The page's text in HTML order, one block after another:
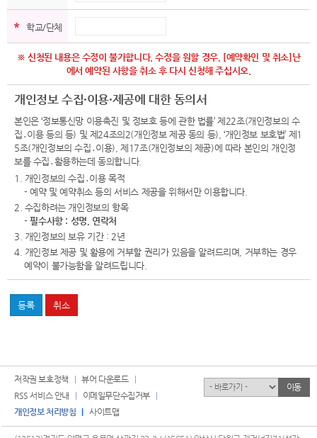
* 학교/단체
※ 신청된 내용은 수정이 불가합니다. 수정을 원할 경우, [예약확인 및 취소]난
에서 예약된 사항을 취소 후 다시 신청해 주십시오.
개인정보 수집·이용·제공에 대한 동의서
본인은 ‘정보통신망 이용촉진 및 정보호 등에 관한 법률’ 제22조(개인정보의 수
집․이용 등의 등) 및 제24조의2(개인정보 제공 동의 등), ‘개인정보 보호법’ 제1
5조(개인정보의 수집․이용), 제17조(개인정보의 제공)에 따라 본인의 개인정
보를 수집․활용하는데 동의합니다.
1. 개인정보의 수집․이용 목적
- 예약 및 예약취소 등의 서비스 제공을 위해서만 이용합니다.
2. 수집하려는 개인정보의 항목
-필수사항 : 성명, 연락처
3. 개인정보의 보유 기간 : 2년
4. 개인정보 제공 및 활용에 거부할 권리가 있음을 알려드리며, 거부하는 경우
예약이 불가능함을 알려드립니다.
저작권 보호정책
뷰어 다운로드
RSS 서비스 안내
이메일무단수집거부
개인정보 처리방침
사이트맵
유관기관 이동